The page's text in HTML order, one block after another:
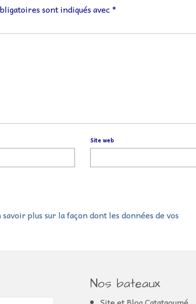
sont indiqués avec *
Site web
savoir plus sur la façon dont les données de vos
Nos bateaux